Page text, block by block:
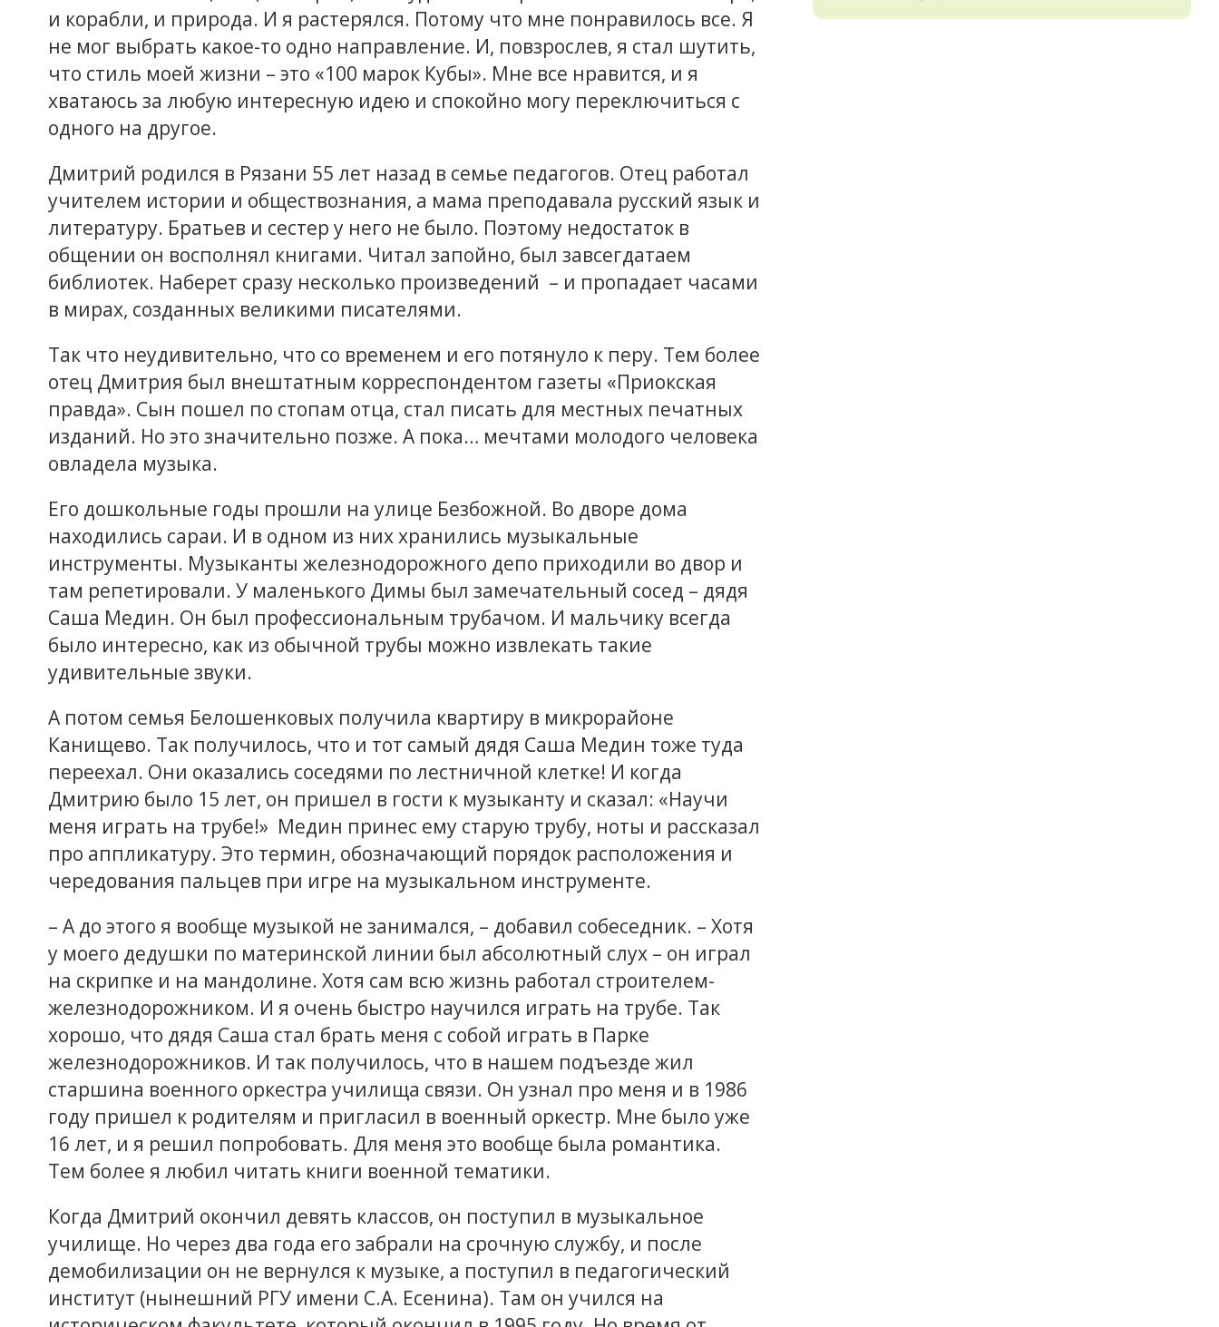
и корабли, и природа. И я растерялся. Потому что мне понравилось все. Я
не мог выбрать какое-то одно направление. И, повзрослев, я стал шутить,
что стиль моей жизни – это «100 марок Кубы». Мне все нравится, и я
хватаюсь за любую интересную идею и спокойно могу переключиться с
одного на другое.
Дмитрий родился в Рязани 55 лет назад в семье педагогов. Отец работал
учителем истории и обществознания, а мама преподавала русский язык и
литературу. Братьев и сестер у него не было. Поэтому недостаток в
общении он восполнял книгами. Читал запойно, был завсегдатаем
библиотек. Наберет сразу несколько произведений – и пропадает часами
в мирах, созданных великими писателями.
Так что неудивительно, что со временем и его потянуло к перу. Тем более
отец Дмитрия был внештатным корреспондентом газеты «Приокская
правда». Сын пошел по стопам отца, стал писать для местных печатных
изданий. Но это значительно позже. А пока… мечтами молодого человека
овладела музыка.
Его дошкольные годы прошли на улице Безбожной. Во дворе дома
находились сараи. И в одном из них хранились музыкальные
инструменты. Музыканты железнодорожного депо приходили во двор и
там репетировали. У маленького Димы был замечательный сосед – дядя
Саша Медин. Он был профессиональным трубачом. И мальчику всегда
было интересно, как из обычной трубы можно извлекать такие
удивительные звуки.
А потом семья Белошенковых получила квартиру в микрорайоне
Канищево. Так получилось, что и тот самый дядя Саша Медин тоже туда
переехал. Они оказались соседями по лестничной клетке! И когда
Дмитрию было 15 лет, он пришел в гости к музыканту и сказал: «Научи
меня играть на трубе!» Медин принес ему старую трубу, ноты и рассказал
про аппликатуру. Это термин, обозначающий порядок расположения и
чередования пальцев при игре на музыкальном инструменте.
– А до этого я вообще музыкой не занимался, – добавил собеседник. – Хотя
у моего дедушки по материнской линии был абсолютный слух – он играл
на скрипке и на мандолине. Хотя сам всю жизнь работал строителем-
железнодорожником. И я очень быстро научился играть на трубе. Так
хорошо, что дядя Саша стал брать меня с собой играть в Парке
железнодорожников. И так получилось, что в нашем подъезде жил
старшина военного оркестра училища связи. Он узнал про меня и в 1986
году пришел к родителям и пригласил в военный оркестр. Мне было уже
16 лет, и я решил попробовать. Для меня это вообще была романтика.
Тем более я любил читать книги военной тематики.
Когда Дмитрий окончил девять классов, он поступил в музыкальное
училище. Но через два года его забрали на срочную службу, и после
демобилизации он не вернулся к музыке, а поступил в педагогический
институт (нынешний РГУ имени С.А. Есенина). Там он учился на